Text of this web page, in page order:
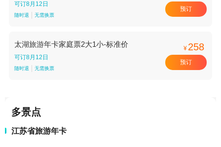
可订8月12日
随时退 无需换票
预订
太湖旅游年卡家庭票2大1小-标准价
可订8月12日
随时退 无需换票
¥ 258
预订
多景点
江苏省旅游年卡